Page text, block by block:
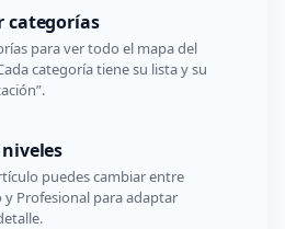
categorías
para ver todo el mapa del
categoría tiene su lista y su
puedes cambiar entre
y Profesional para adaptar